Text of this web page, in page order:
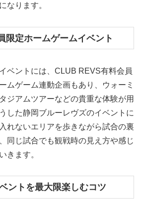
なります。
限定ホームゲームイベント
ベントには、CLUB REVS有料会員
ムゲーム連動企画もあり、ウォーミ
ジアムツアーなどの貴重な体験が用
した静岡ブルーレヴズのイベントに
れないエリアを歩きながら試合の裏
同じ試合でも観戦時の見え方や感じ
きます。
ントを最大限楽しむコツ